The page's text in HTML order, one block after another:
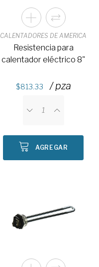
CALENTADORES DE AMERICA
Resistencia para
calentador eléctrico 8"
813.33 / pza
AGREGAR